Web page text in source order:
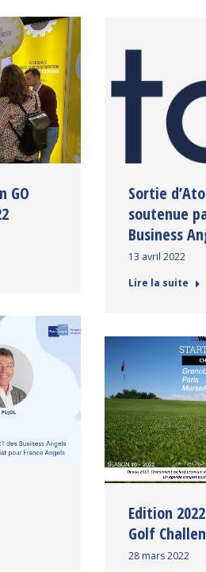
GO
Sortie
soutenue
Business
13 avril 2022
Lire la suite
Edition
Golf
28 mars 2022